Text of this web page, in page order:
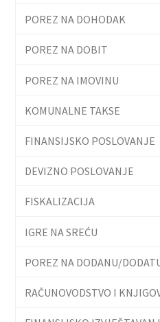
POREZ NA DOHODAK
POREZ NA DOBIT
POREZ NA IMOVINU
KOMUNALNE TAKSE
FINANSIJSKO POSLOVANJE
DEVIZNO POSLOVANJE
FISKALIZACIJA
IGRE NA SREĆU
POREZ NA DODANU/
RAČUNOVODSTVO I